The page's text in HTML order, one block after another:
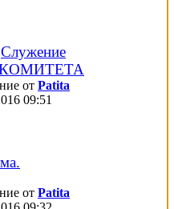
Служение
от Patita
09:51
от Patita